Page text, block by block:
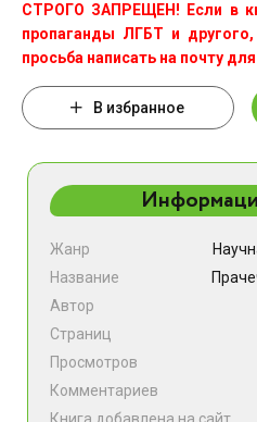
СТРОГО ЗАПРЕЩЕН! Если в
пропаганды ЛГБТ и
просьба написать на почту
В избранное
Жанр
Название
Автор
Страниц
Просмотров
Комментариев